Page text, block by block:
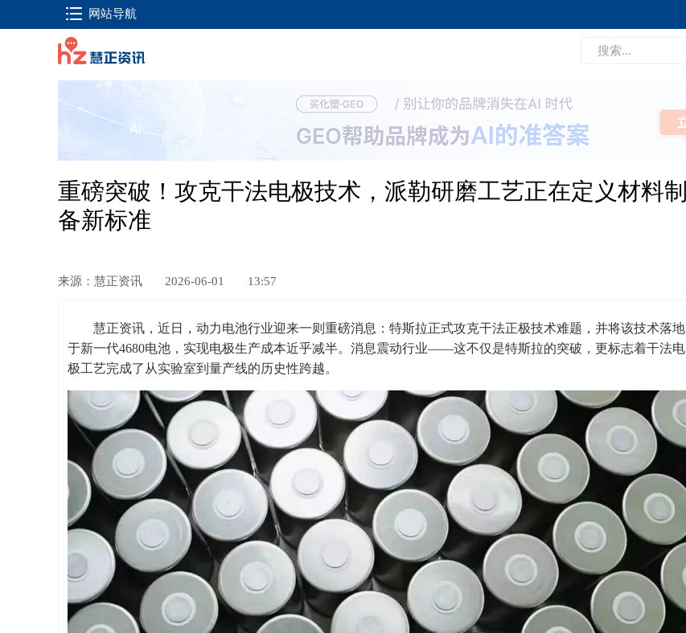
网站导航
重磅突破！攻克干法电极技术，派勒研磨工艺正在定义材料制
备新标准
来源：慧正资讯 2026-06-01 13:57
慧正资讯，近日，动力电池行业迎来一则重磅消息：特斯拉正式攻克干法正极技术难题，并将该技术落地
于新一代4680电池，实现电极生产成本近乎减半。消息震动行业——这不仅是特斯拉的突破，更标志着干法电
极工艺完成了从实验室到量产线的历史性跨越。